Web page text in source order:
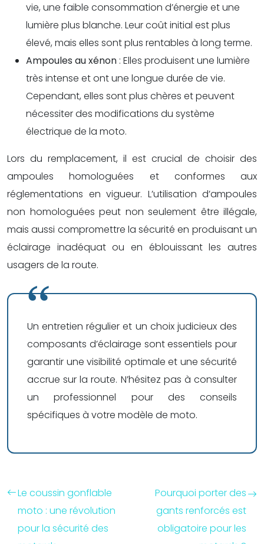
vie, une faible consommation d’énergie et une
lumière plus blanche. Leur coût initial est plus
élevé, mais elles sont plus rentables à long terme.
Ampoules au xénon : Elles produisent une lumière
très intense et ont une longue durée de vie.
Cependant, elles sont plus chères et peuvent
nécessiter des modifications du système
électrique de la moto.
Lors du remplacement, il est crucial de choisir des
ampoules homologuées et conformes aux
réglementations en vigueur. L’utilisation d’ampoules
non homologuées peut non seulement être illégale,
mais aussi compromettre la sécurité en produisant un
éclairage inadéquat ou en éblouissant les autres
usagers de la route.
Un entretien régulier et un choix judicieux des
composants d’éclairage sont essentiels pour
garantir une visibilité optimale et une sécurité
accrue sur la route. N’hésitez pas à consulter
un professionnel pour des conseils
spécifiques à votre modèle de moto.
Le coussin gonflable
moto : une révolution
pour la sécurité des
Pourquoi porter des
gants renforcés est
obligatoire pour les